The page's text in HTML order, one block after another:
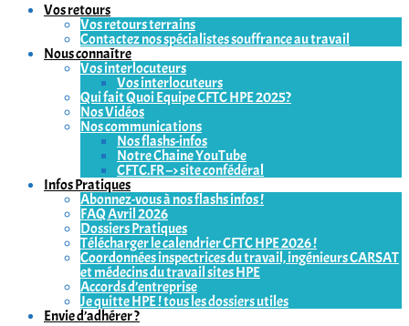
Vos retours
Vos retours terrains
Contactez nos spécialistes souffrance au travail
Nous connaître
Vos interlocuteurs
Vos interlocuteurs
Qui fait Quoi Equipe CFTC HPE 2025?
Nos Vidéos
Nos communications
Nos flashs-infos
Notre Chaine YouTube
CFTC.FR –> site confédéral
Infos Pratiques
Abonnez-vous à nos flashs infos !
FAQ Avril 2026
Dossiers Pratiques
Télécharger le calendrier CFTC HPE 2026 !
Coordonnées inspectrices du travail, ingénieurs CARSAT
et médecins du travail sites HPE
Accords d’entreprise
Je quitte HPE ! tous les dossiers utiles
Envie d’adhérer ?